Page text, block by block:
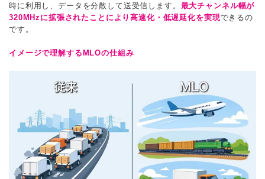
時に利用し、データを分散して送受信します。 最大チャンネル幅が
320MHzに拡張されたことにより高速化・低遅延化を実現できるの
です。
イメージで理解するMLOの仕組み